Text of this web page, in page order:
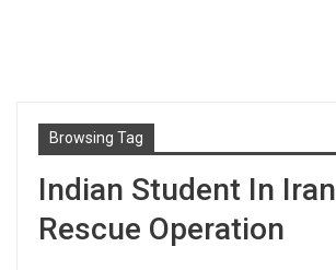
Browsing Tag
Indian Student In Iran
Rescue Operation